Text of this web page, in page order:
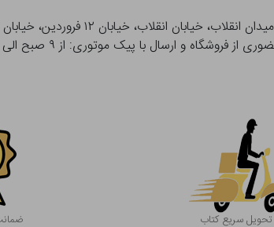
با پیک موتوری: از ۹ صبح الی ۱۶ عصر و پنجشنبه ها تا ۱۲
تحویل سریع کتاب
بصورت حضوری از آدرس تحویل حضوری سفارش خود را بدون هیچ هزینه ای تحویل بگیرید.